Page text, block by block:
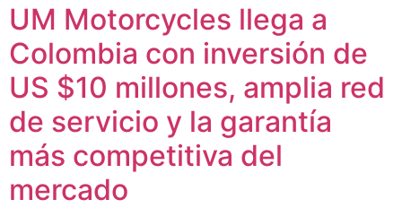
UM Motorcycles llega a
Colombia con inversión de
US $10 millones, amplia red
de servicio y la garantía
más competitiva del
mercado